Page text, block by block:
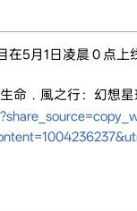
5月1日凌晨 0 点上
命．風之行：幻想